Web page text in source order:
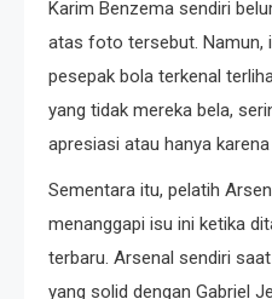
Karim Benzema sendiri
atas foto tersebut. Namun,
pesepak bola terkenal
yang tidak mereka bela,
apresiasi atau hanya
Sementara itu, pelatih
menanggapi isu ini ketika
terbaru. Arsenal sendiri
yang solid dengan Gabriel